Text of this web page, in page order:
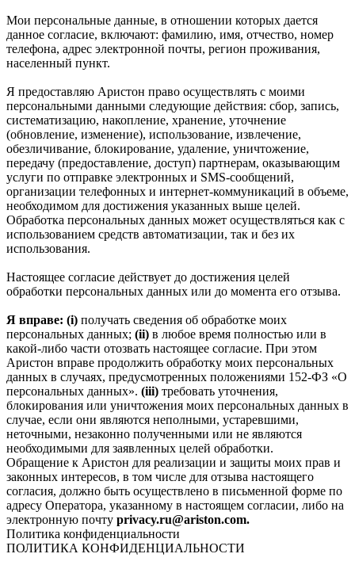
Мои персональные данные, в отношении которых дается
данное согласие, включают: фамилию, имя, отчество, номер
телефона, адрес электронной почты, регион проживания,
населенный пункт.
Я предоставляю Аристон право осуществлять с моими
персональными данными следующие действия: сбор, запись,
систематизацию, накопление, хранение, уточнение
(обновление, изменение), использование, извлечение,
обезличивание, блокирование, удаление, уничтожение,
передачу (предоставление, доступ) партнерам, оказывающим
услуги по отправке электронных и SMS‑сообщений,
организации телефонных и интернет‑коммуникаций в объеме,
необходимом для достижения указанных выше целей.
Обработка персональных данных может осуществляться как с
использованием средств автоматизации, так и без их
использования.
Настоящее согласие действует до достижения целей
обработки персональных данных или до момента его отзыва.
Я вправе: (i) получать сведения об обработке моих
персональных данных; (ii) в любое время полностью или в
какой-либо части отозвать настоящее согласие. При этом
Аристон вправе продолжить обработку моих персональных
данных в случаях, предусмотренных положениями 152-ФЗ «О
персональных данных». (iii) требовать уточнения,
блокирования или уничтожения моих персональных данных в
случае, если они являются неполными, устаревшими,
неточными, незаконно полученными или не являются
необходимыми для заявленных целей обработки.
Обращение к Аристон для реализации и защиты моих прав и
законных интересов, в том числе для отзыва настоящего
согласия, должно быть осуществлено в письменной форме по
адресу Оператора, указанному в настоящем согласии, либо на
электронную почту privacy.ru@ariston.com.
Политика конфиденциальности
ПОЛИТИКА КОНФИДЕНЦИАЛЬНОСТИ